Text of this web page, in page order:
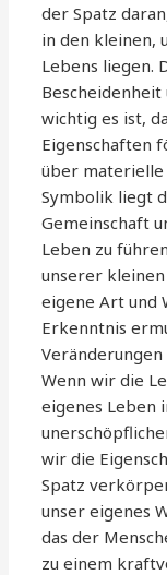
der Spatz
in den kleinen,
Lebens liegen.
Bescheidenheit
wichtig es ist,
Eigenschaften
über materielle
Symbolik liegt
Gemeinschaft
Leben zu
unserer
eigene Art und
Erkenntnis
Wenn wir die
eigenes Leben
wir die
Spatz
unser eigenes
das der
zu einem